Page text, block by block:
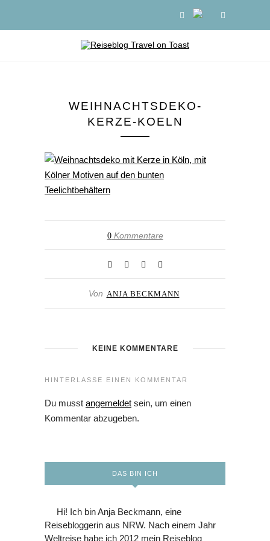
WEIHNACHTSDEKO-
KERZE-KOELN
0Kommentare
Von ANJA BECKMANN
KEINE KOMMENTARE
HINTERLASSE EINEN KOMMENTAR
Du musst angemeldet sein, um einen
Kommentar abzugeben.
DAS BIN ICH
Hi! Ich bin Anja Beckmann, eine
Reisebloggerin aus NRW. Nach einem Jahr
Weltreise habe ich 2012 mein Reiseblog